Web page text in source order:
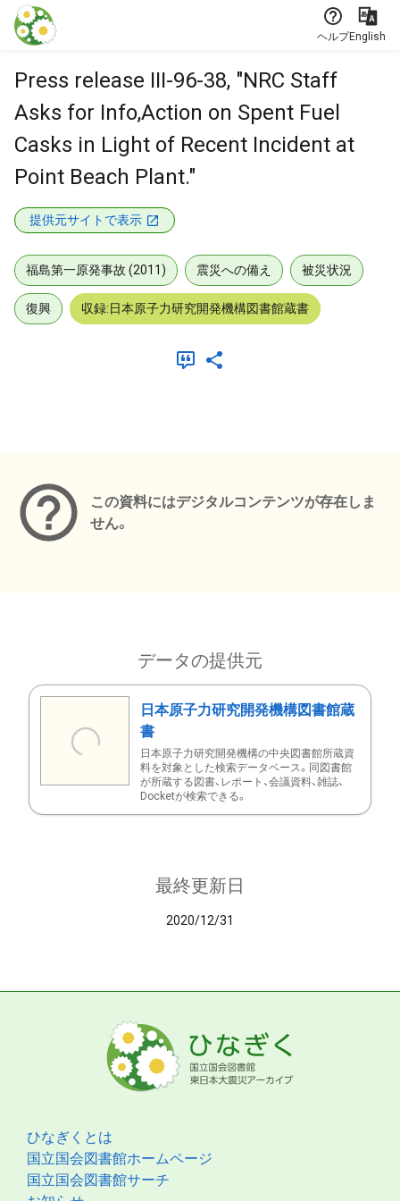
本文に飛ぶ
ヘルプEnglish
Press release III-96-38, "NRC Staff
Asks for Info,Action on Spent Fuel
Casks in Light of Recent Incident at
Point Beach Plant."
提供元サイトで表示
福島第一原発事故 (2011) 震災への備え 被災状況
復興 収録:日本原子力研究開発機構図書館蔵書
この資料にはデジタルコンテンツが存在しま
せん。
データの提供元
日本原子力研究開発機構図書館蔵
書
日本原子力研究開発機構の中央図書館所蔵資
料を対象とした検索データベース。同図書館
が所蔵する図書、レポート、会議資料、雑誌、
Docketが検索できる。
最終更新日
2020/12/31
ひなぎくとは
国立国会図書館ホームページ
国立国会図書館サーチ